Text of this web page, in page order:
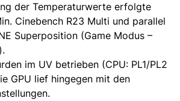
der Temperaturwerte erfolgte
Cinebench R23 Multi und parallel
Superposition (Game Modus –
im UV betrieben (CPU: PL1/PL2
GPU lief hingegen mit den